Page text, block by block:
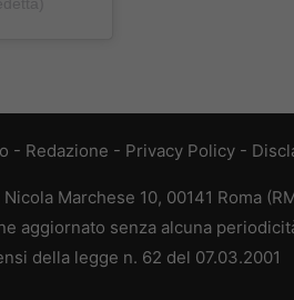
- Redazione - Privacy Policy -
Marchese 10, 00141 Roma
aggiornato senza alcuna
della legge n. 62 del 07.03.2001